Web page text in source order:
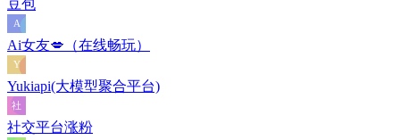
豆包
Ai女友💋（在线畅玩）
Yukiapi(大模型聚合平台)
社交平台涨粉